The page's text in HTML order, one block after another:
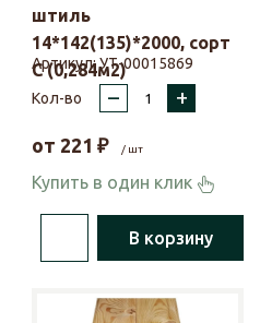
штиль
14*142(135)*2000, сорт
С (0,284м2)
Артикул:УТ-00015869
Кол-во
– +
от 221 ₽ / шт
Купить в один клик
В корзину